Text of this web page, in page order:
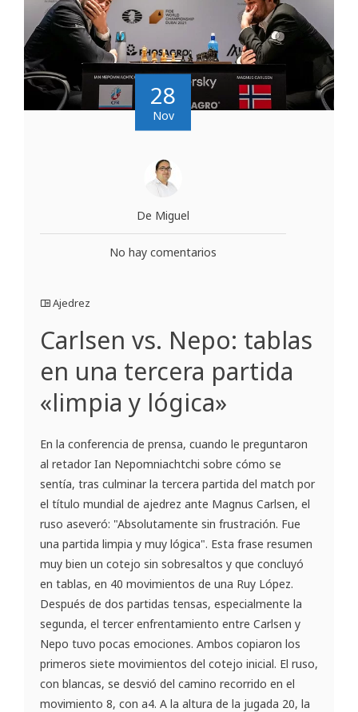
28
Nov
De Miguel
No hay comentarios
Ajedrez
Carlsen vs. Nepo: tablas
en una tercera partida
«limpia y lógica»
En la conferencia de prensa, cuando le preguntaron
al retador Ian Nepomniachtchi sobre cómo se
sentía, tras culminar la tercera partida del match por
el título mundial de ajedrez ante Magnus Carlsen, el
ruso aseveró: "Absolutamente sin frustración. Fue
una partida limpia y muy lógica". Esta frase resumen
muy bien un cotejo sin sobresaltos y que concluyó
en tablas, en 40 movimientos de una Ruy López.
Después de dos partidas tensas, especialmente la
segunda, el tercer enfrentamiento entre Carlsen y
Nepo tuvo pocas emociones. Ambos copiaron los
primeros siete movimientos del cotejo inicial. El ruso,
con blancas, se desvió del camino recorrido en el
movimiento 8, con a4. A la altura de la jugada 20, la